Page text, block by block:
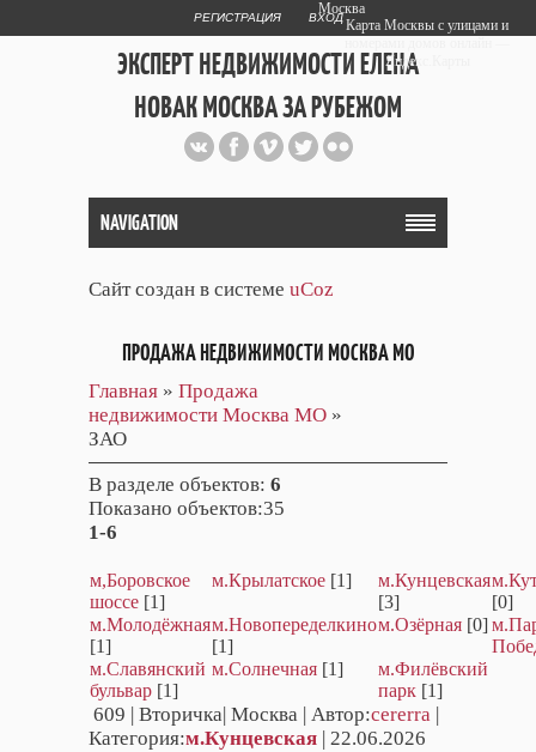
РЕГИСТРАЦИЯ ВХОД
ЭКСПЕРТ НЕДВИЖИМОСТИ ЕЛЕНА
НОВАК МОСКВА ЗА РУБЕЖОМ
Публичный сайт эксперта автора
web дизайнера+7 903 708 1884
NAVIGATION
Сайт создан в системе uCoz
ПРОДАЖА НЕДВИЖИМОСТИ МОСКВА МО
Главная » Продажа
недвижимости Москва МО »
ЗАО
В разделе объектов: 6
Показано объектов:35
1-6
м,Боровское
шоссе [1]
м.Крылатское [1]
м.Кунцевская
[3]
[0]
м.Молодёжная
[1]
м.Новопеределкино
[1]
м.Озёрная [0]
м.Славянский
бульвар [1]
м.Солнечная [1]
м.Филёвский
парк [1]
609 | Вторичка| Москва | Автор:cererra
Категория:м.Кунцевская | 22.06.2026
Москва
Карта Москвы с улицами и
Яндекс.Карты